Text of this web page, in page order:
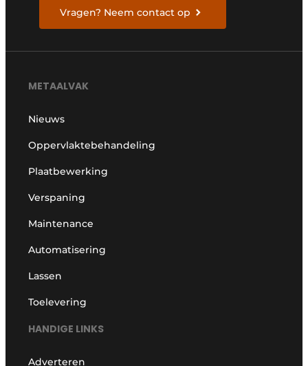
Vragen? Neem contact op
METAALVAK
Nieuws
Oppervlaktebehandeling
Plaatbewerking
Verspaning
Maintenance
Automatisering
Lassen
Toelevering
HANDIGE LINKS
Adverteren